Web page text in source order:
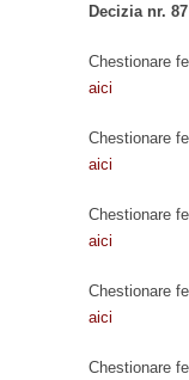
Decizia nr.
Chestionare
aici
Chestionare
aici
Chestionare
aici
Chestionare
aici
Chestionare